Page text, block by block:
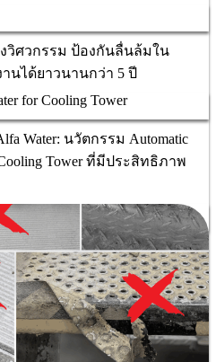
งวิศวกรรม ป้องกันลื่นล้มใน
นได้ยาวนานกว่า 5 ปี
Water: นวัตกรรม Automatic
Tower ที่มีประสิทธิภาพ